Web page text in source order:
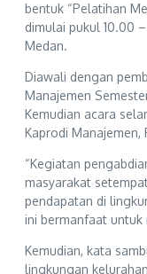
bentuk “Pelatihan
dimulai pukul 10.00
Medan.
Diawali dengan
Manajemen
Kemudian acara
Kaprodi Manajemen,
“Kegiatan
masyarakat
pendapatan di
ini bermanfaat untuk
Kemudian, kata
lingkungan